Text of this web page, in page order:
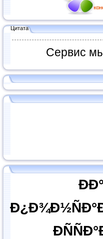
Цитата
Сервис